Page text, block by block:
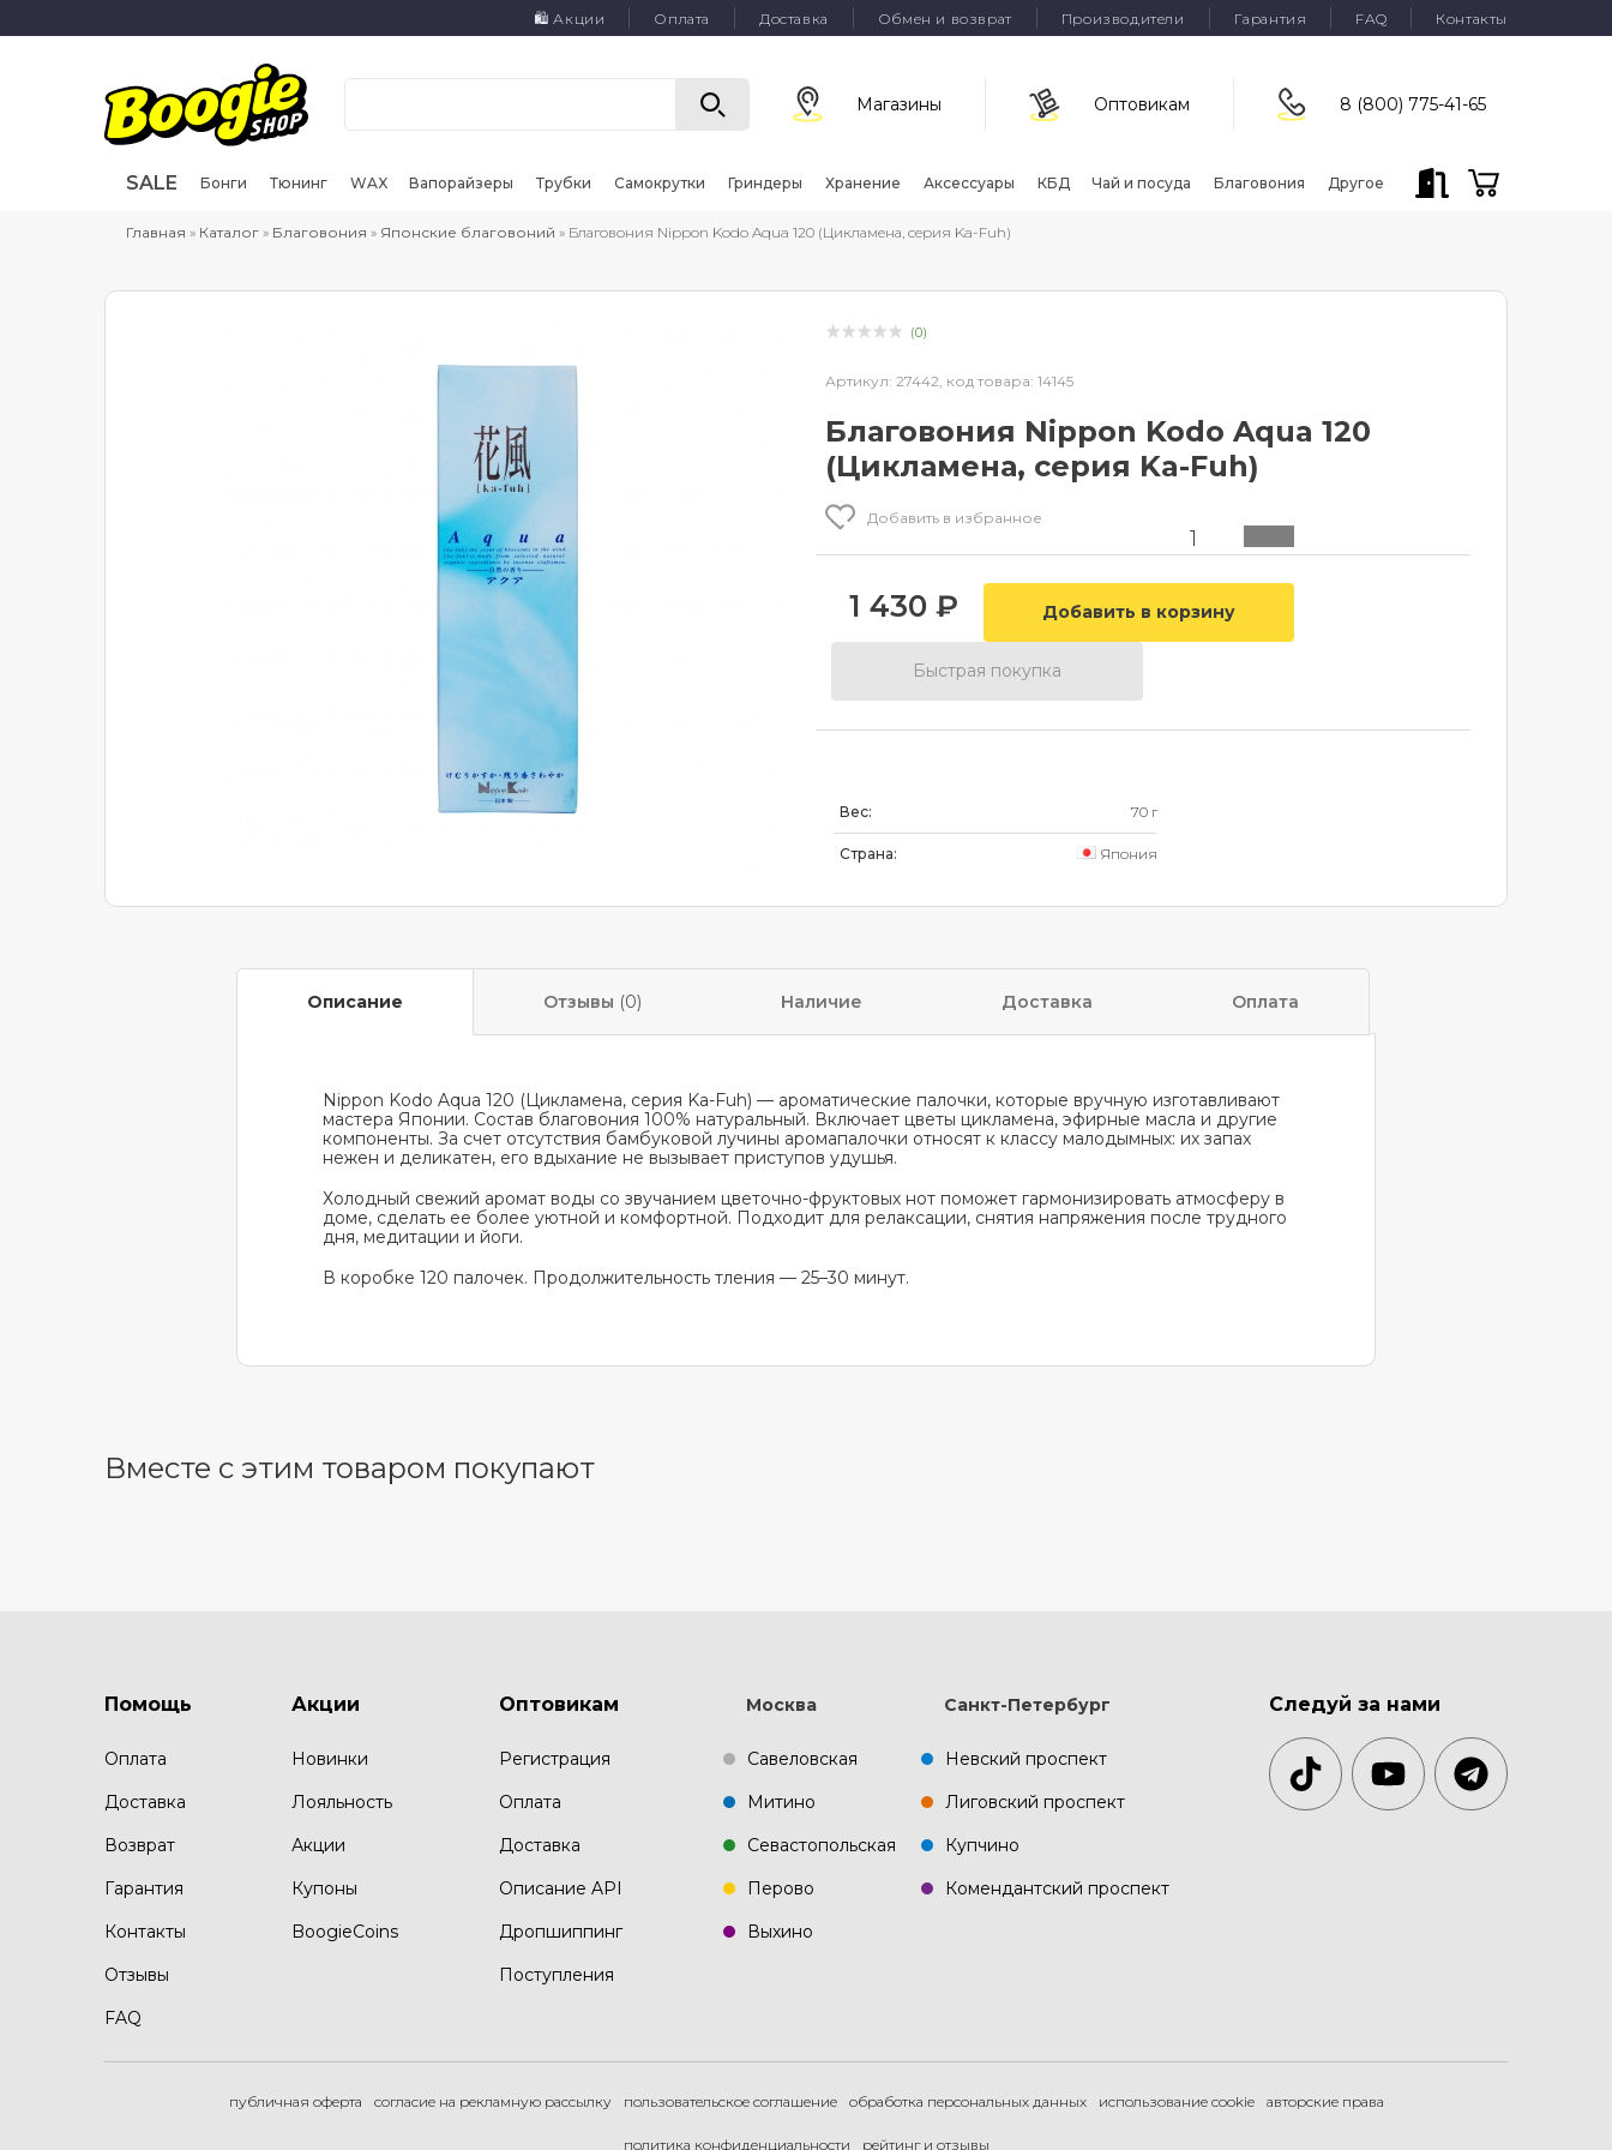
🛍 Акции Оплата Доставка Обмен и возврат Производители Гарантия FAQ Контакты
Магазины Оптовикам 8 (800) 775-41-65
SALE Бонги Тюнинг WAX Вапорайзеры Трубки Самокрутки Гриндеры Хранение Аксессуары КБД Чай и посуда Благовония Другое
Главная » Каталог » Благовония » Японские благовоний » Благовония Nippon Kodo Aqua 120 (Цикламена, серия Ka-Fuh)
(0)
Артикул: 27442, код товара: 14145
Благовония Nippon Kodo Aqua 120
(Цикламена, серия Ka-Fuh)
Добавить в избранное
1 430₽
Быстрая покупка
Вес: 70 г
Страна: Япония
Описание Отзывы (0) Наличие Доставка Оплата
Nippon Kodo Aqua 120 (Цикламена, серия Ka-Fuh) — ароматические палочки, которые вручную изготавливают
мастера Японии. Состав благовония 100% натуральный. Включает цветы цикламена, эфирные масла и другие
компоненты. За счет отсутствия бамбуковой лучины аромапалочки относят к классу малодымных: их запах
нежен и деликатен, его вдыхание не вызывает приступов удушья.
Холодный свежий аромат воды со звучанием цветочно-фруктовых нот поможет гармонизировать атмосферу в
доме, сделать ее более уютной и комфортной. Подходит для релаксации, снятия напряжения после трудного
дня, медитации и йоги.
В коробке 120 палочек. Продолжительность тления — 25–30 минут.
Вместе с этим товаром покупают
Помощь
Оплата
Доставка
Возврат
Гарантия
Контакты
Отзывы
FAQ
Акции
Новинки
Лояльность
Акции
Купоны
BoogieCoins
Оптовикам
Регистрация
Оплата
Доставка
Описание API
Дропшиппинг
Поступления
Москва
Савеловская
Митино
Севастопольская
Перово
Выхино
Санкт-Петербург
Невский проспект
Лиговский проспект
Купчино
Комендантский проспект
Следуй за нами
публичная оферта согласие на рекламную рассылку пользовательское соглашение обработка персональных данных использование cookie авторские права
политика конфиденциальности рейтинг и отзывы